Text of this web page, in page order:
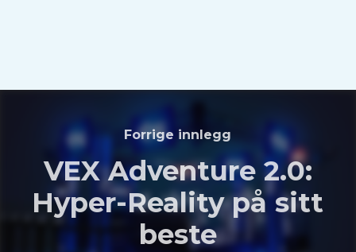
Forrige innlegg
VEX Adventure 2.0:
Hyper-Reality på sitt
beste